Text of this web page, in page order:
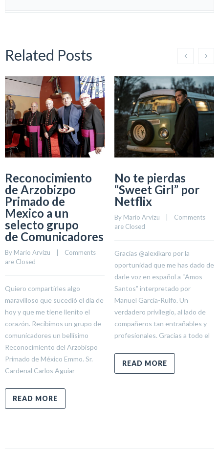
Related Posts
Reconocimiento
de Arzobizpo
Primado de
Mexico a un
selecto grupo
de Comunicadores
By Mario Arvizu
Comments
are Closed
Quiero compartirles algo
maravilloso que sucedió el día de
hoy y que me tiene llenito el
corazón. Recibimos un grupo de
comunicadores un bellísimo
Reconocimiento del Arzobispo
Primado de México Emmo. Sr.
Cardenal Carlos Aguiar
READ MORE
No te pierdas
“Sweet Girl” por
Netflix
By Mario Arvizu
Comments
are Closed
Gracias @alexikaro por la
oportunidad que me has dado de
darle voz en español a “Amos
Santos” interpretado por
Manuel García-Rulfo. Un
verdadero privilegio, al lado de
compañeros tan entrañables y
profesionales. Gracias a todo el
READ MORE